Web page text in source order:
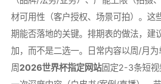
材可用性（客户授权、场景可拍）。这
期能否落地的关键。排期表的做法，建
加，而不是二选一。日常内容以周/月
周2026世界杯指定网站固定2-3条短视